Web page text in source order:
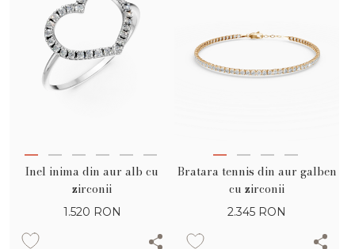
Inel inima din aur alb cu
zirconii
1.520 RON
Bratara tennis din aur galben
cu zirconii
2.345 RON